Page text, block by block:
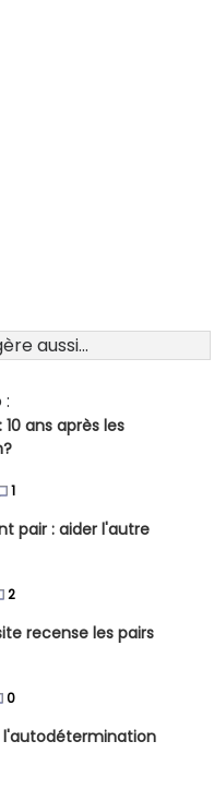
aussi...
ans après les
1
pair : aider l'autre
2
recense les pairs
0
l'autodétermination